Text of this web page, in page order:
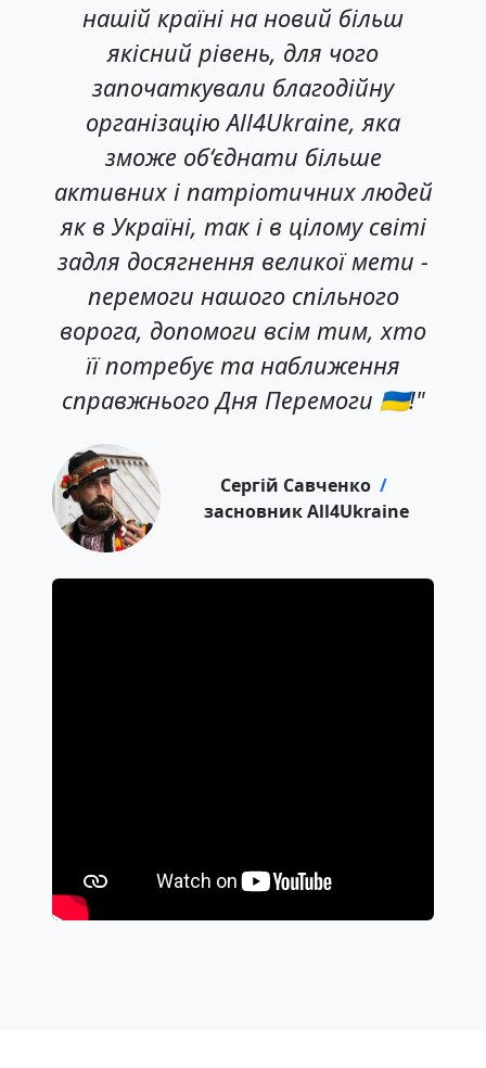
нашій країні на новий більш
якісний рівень, для чого
започаткували благодійну
організацію All4Ukraine, яка
зможе об‘єднати більше
активних і патріотичних людей
як в Україні, так і в цілому світі
задля досягнення великої мети -
перемоги нашого спільного
ворога, допомоги всім тим, хто
її потребує та наближення
справжнього Дня Перемоги 🇺🇦!"
Сергій Савченко /
засновник All4Ukraine